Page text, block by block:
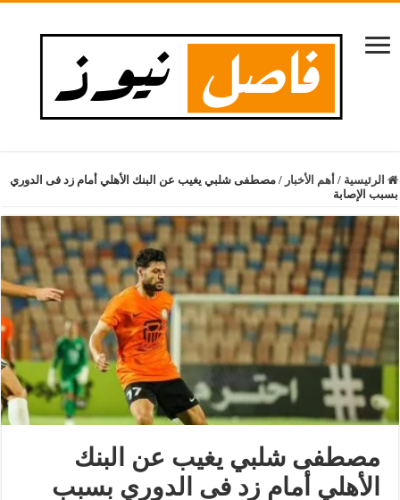
الرئيسية / أهم الأخبار / مصطفى شلبي يغيب عن البنك الأهلي أمام زد فى الدوري
بسبب الإصابة
مصطفى شلبي يغيب عن البنك
الأهلي أمام زد فى الدوري بسبب